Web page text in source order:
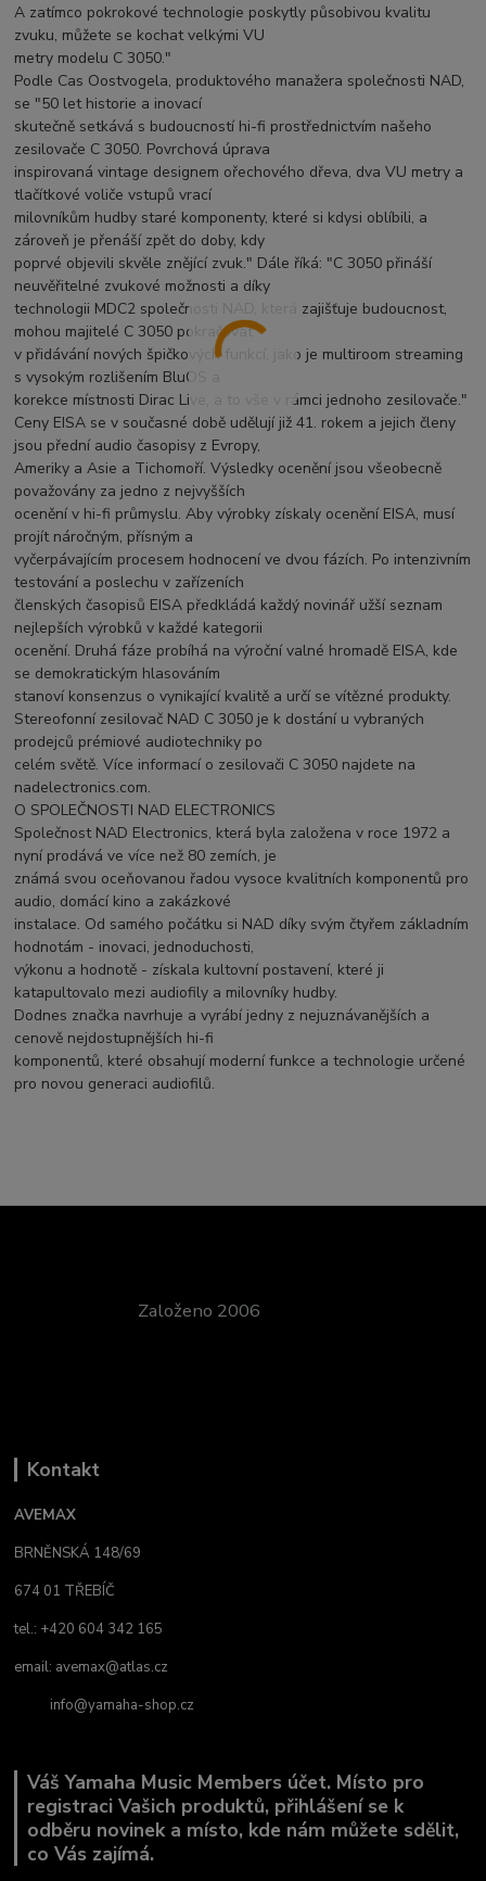
A zatímco pokrokové technologie poskytly působivou kvalitu
zvuku, můžete se kochat velkými VU
metry modelu C 3050."
Podle Cas Oostvogela, produktového manažera společnosti NAD,
se "50 let historie a inovací
skutečně setkává s budoucností hi-fi prostřednictvím našeho
zesilovače C 3050. Povrchová úprava
inspirovaná vintage designem ořechového dřeva, dva VU metry a
tlačítkové voliče vstupů vrací
milovníkům hudby staré komponenty, které si kdysi oblíbili, a
zároveň je přenáší zpět do doby, kdy
poprvé objevili skvěle znějící zvuk." Dále říká: "C 3050 přináší
neuvěřitelné zvukové možnosti a díky
technologii MDC2 společnosti NAD, která zajišťuje budoucnost,
mohou majitelé C 3050 pokračovat
v přidávání nových špičkových funkcí, jako je multiroom streaming
s vysokým rozlišením BluOS a
korekce místnosti Dirac Live, a to vše v rámci jednoho zesilovače."
Ceny EISA se v současné době udělují již 41. rokem a jejich členy
jsou přední audio časopisy z Evropy,
Ameriky a Asie a Tichomoří. Výsledky ocenění jsou všeobecně
považovány za jedno z nejvyšších
ocenění v hi-fi průmyslu. Aby výrobky získaly ocenění EISA, musí
projít náročným, přísným a
vyčerpávajícím procesem hodnocení ve dvou fázích. Po intenzivním
testování a poslechu v zařízeních
členských časopisů EISA předkládá každý novinář užší seznam
nejlepších výrobků v každé kategorii
ocenění. Druhá fáze probíhá na výroční valné hromadě EISA, kde
se demokratickým hlasováním
stanoví konsenzus o vynikající kvalitě a určí se vítězné produkty.
Stereofonní zesilovač NAD C 3050 je k dostání u vybraných
prodejců prémiové audiotechniky po
celém světě. Více informací o zesilovači C 3050 najdete na
nadelectronics.com.
O SPOLEČNOSTI NAD ELECTRONICS
Společnost NAD Electronics, která byla založena v roce 1972 a
nyní prodává ve více než 80 zemích, je
známá svou oceňovanou řadou vysoce kvalitních komponentů pro
audio, domácí kino a zakázkové
instalace. Od samého počátku si NAD díky svým čtyřem základním
hodnotám - inovaci, jednoduchosti,
výkonu a hodnotě - získala kultovní postavení, které ji
katapultovalo mezi audiofily a milovníky hudby.
Dodnes značka navrhuje a vyrábí jedny z nejuznávanějších a
cenově nejdostupnějších hi-fi
komponentů, které obsahují moderní funkce a technologie určené
pro novou generaci audiofilů.
Založeno 2006
Kontakt
AVEMAX
BRNĚNSKÁ 148/69
674 01 TŘEBÍČ
tel.: +420 604 342 165
email: avemax@atlas.cz
info@yamaha-shop.cz
Váš Yamaha Music Members účet. Místo pro
registraci Vašich produktů, přihlášení se k
odběru novinek a místo, kde nám můžete sdělit,
co Vás zajímá.